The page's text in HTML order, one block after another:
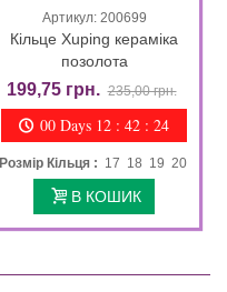
Артикул: 200699
Кільце Xuping кераміка
позолота
199,75 грн. 235,00 грн.
00 Days 12 : 42 : 23
Розмір Кільця : 17 18 19 20
В КОШИК